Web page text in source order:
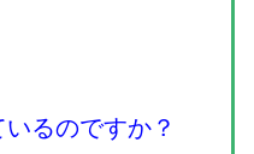
るのですか？